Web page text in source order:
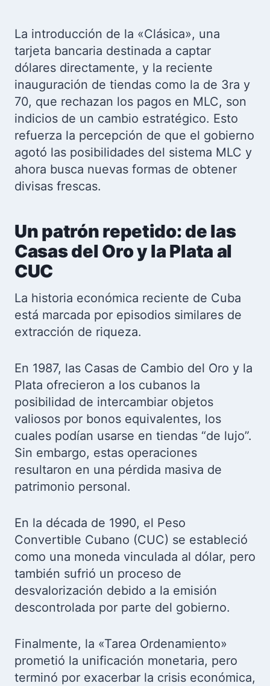
La introducción de la «Clásica», una
tarjeta bancaria destinada a captar
dólares directamente, y la reciente
inauguración de tiendas como la de 3ra y
70, que rechazan los pagos en MLC, son
indicios de un cambio estratégico. Esto
refuerza la percepción de que el gobierno
agotó las posibilidades del sistema MLC y
ahora busca nuevas formas de obtener
divisas frescas.
Un patrón repetido: de las
Casas del Oro y la Plata al
CUC
La historia económica reciente de Cuba
está marcada por episodios similares de
extracción de riqueza.
En 1987, las Casas de Cambio del Oro y la
Plata ofrecieron a los cubanos la
posibilidad de intercambiar objetos
valiosos por bonos equivalentes, los
cuales podían usarse en tiendas “de lujo”.
Sin embargo, estas operaciones
resultaron en una pérdida masiva de
patrimonio personal.
En la década de 1990, el Peso
Convertible Cubano (CUC) se estableció
como una moneda vinculada al dólar, pero
también sufrió un proceso de
desvalorización debido a la emisión
descontrolada por parte del gobierno.
Finalmente, la «Tarea Ordenamiento»
prometió la unificación monetaria, pero
terminó por exacerbar la crisis económica,